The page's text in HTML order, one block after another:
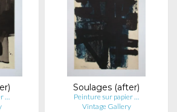
…
Soulages (after)
Peinture sur papier …
Vintage Gallery